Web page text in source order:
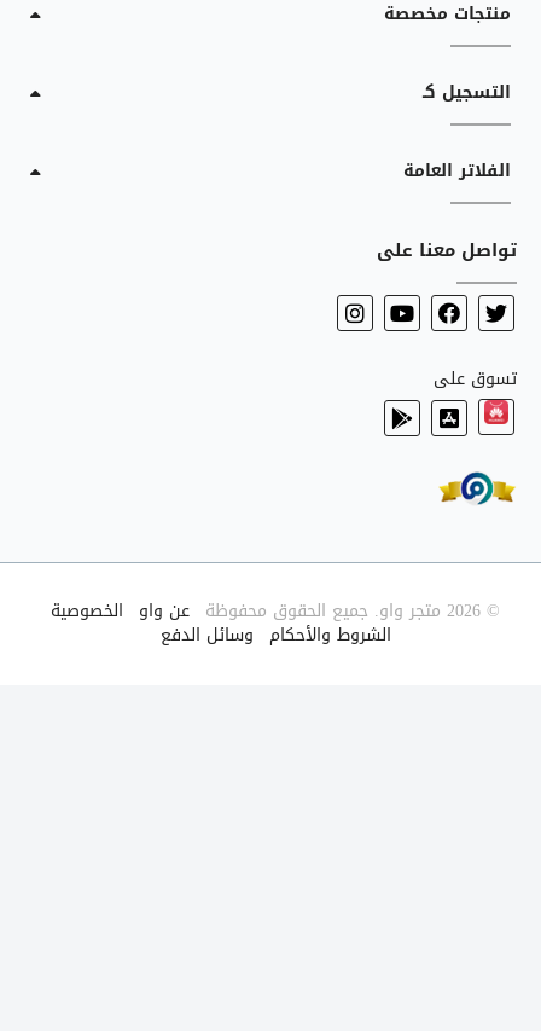
منتجات مخصصة
التسجيل كـ
الفلاتر العامة
تواصل معنا على
تسوق على
© 2026 متجر واو. جميع الحقوق محفوظة عن واو الخصوصية
الشروط والأحكام وسائل الدفع